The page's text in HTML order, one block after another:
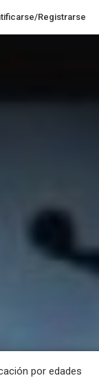
Registrarse
por edades